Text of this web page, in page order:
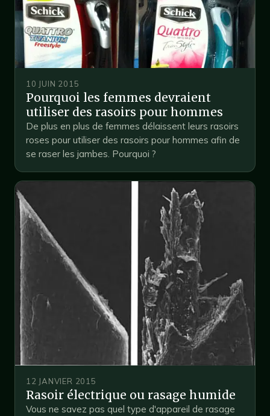
10 JUIN 2015
Pourquoi les femmes devraient
utiliser des rasoirs pour hommes
De plus en plus de femmes délaissent leurs rasoirs
roses pour utiliser des rasoirs pour hommes afin de
se raser les jambes. Pourquoi ?
12 JANVIER 2015
Rasoir électrique ou rasage humide
Vous ne savez pas quel type d'appareil de rasage